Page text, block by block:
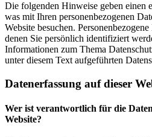
Die folgenden Hinweise geben einen
was mit Ihren personenbezogenen
Website besuchen.
denen Sie persönlich identifiziert
Informationen zum Thema
unter diesem Text aufgeführten
Datenerfassung auf dieser
Wer ist verantwortlich für die
Website?